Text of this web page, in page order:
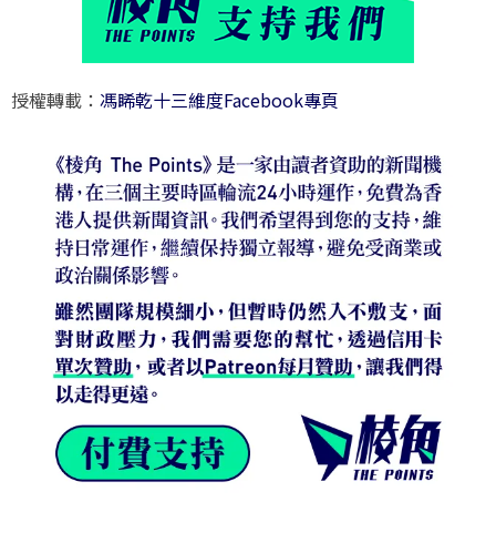
授權轉載： 馮睎乾十三維度Facebook專頁